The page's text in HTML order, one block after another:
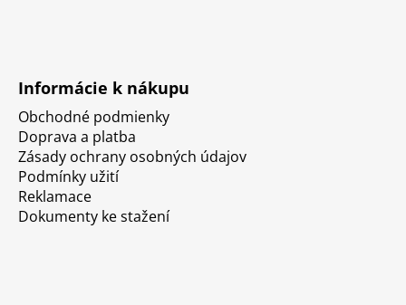
Informácie k nákupu
Obchodné podmienky
Doprava a platba
Zásady ochrany osobných údajov
Podmínky užití
Reklamace
Dokumenty ke stažení